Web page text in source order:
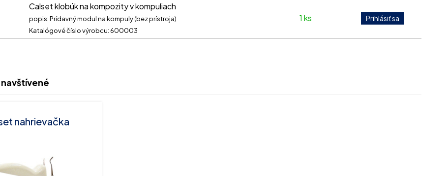
Calset klobúk na kompozity v kompuliach
popis: Prídavný modul na kompuly (bez prístroja)
Katalógové číslo výrobcu: 600003
1 ks
nahrievačka